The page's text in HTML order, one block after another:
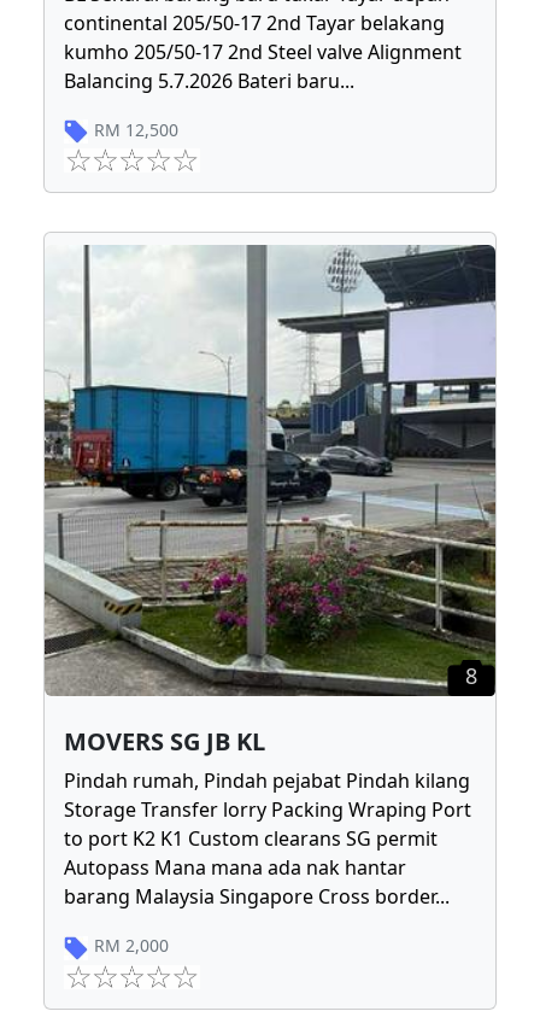
continental 205/50-17 2nd Tayar belakang
kumho 205/50-17 2nd Steel valve Alignment
Balancing 5.7.2026 Bateri baru...
RM 12,500
8
MOVERS SG JB KL
Pindah rumah, Pindah pejabat Pindah kilang
Storage Transfer lorry Packing Wraping Port
to port K2 K1 Custom clearans SG permit
Autopass Mana mana ada nak hantar
barang Malaysia Singapore Cross border...
RM 2,000